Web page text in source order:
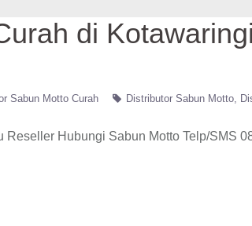
di
Sabun Motto Curah Distributor Sabun Motto
Reseller Hubungi Sabun Motto Telp/SMS